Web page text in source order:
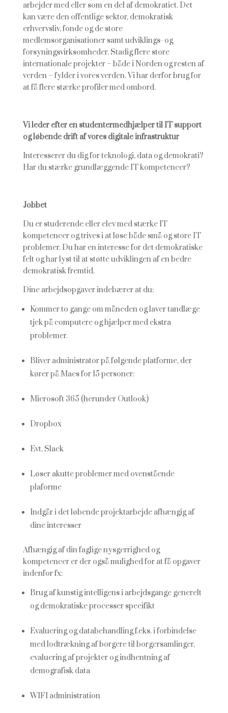
arbejder med eller som en del af demokratiet. Det
kan være den offentlige sektor, demokratisk
erhvervsliv, fonde og de store
medlemsorganisationer samt udviklings- og
forsyningsvirksomheder. Stadig flere store
internationale projekter – både i Norden og resten af
verden – fylder i vores verden. Vi har derfor brug for
at få flere stærke profiler med ombord.
Vi leder efter en studentermedhjælper til IT support
og løbende drift af vores digitale infrastruktur
Interesserer du dig for teknologi, data og demokrati?
Har du stærke grundlæggende IT kompetencer?
Jobbet
Du er studerende eller elev med stærke IT
kompetencer og trives i at løse både små og store IT
problemer. Du har en interesse for det demokratiske
felt og har lyst til at støtte udviklingen af en bedre
demokratisk fremtid.
Dine arbejdsopgaver indebærer at du:
Kommer to gange om måneden og laver tandlæge
tjek på computere og hjælper med ekstra
problemer.
Bliver administrator på følgende platforme, der
kører på Macs for 15 personer:
Microsoft 365 (herunder Outlook)
Dropbox
Evt. Slack
Løser akutte problemer med ovenstående
plaforme
Indgår i det løbende projektarbejde afhængig af
dine interesser
Afhængig af din faglige nysgerrighed og
kompetencer er der også mulighed for at få opgaver
indenfor fx:
Brug af kunstig intelligens i arbejdsgange generelt
og demokratiske processer specifikt
Evaluering og databehandling f.eks. i forbindelse
med lodtrækning af borgere til borgersamlinger,
evaluering af projekter og indhentning af
demografisk data
WIFI administration